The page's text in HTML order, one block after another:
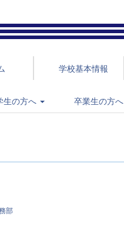
学校基本情報
生の方へ 卒業生の方へ
部